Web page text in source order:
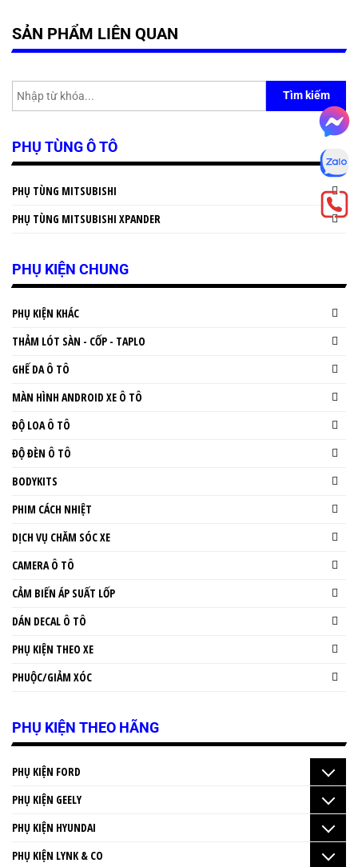
SẢN PHẨM LIÊN QUAN
Tìm kiếm
PHỤ TÙNG Ô TÔ
PHỤ TÙNG MITSUBISHI
PHỤ TÙNG MITSUBISHI XPANDER
PHỤ KIỆN CHUNG
PHỤ KIỆN KHÁC
THẢM LÓT SÀN - CỐP - TAPLO
GHẾ DA Ô TÔ
MÀN HÌNH ANDROID XE Ô TÔ
ĐỘ LOA Ô TÔ
ĐỘ ĐÈN Ô TÔ
BODYKITS
PHIM CÁCH NHIỆT
DỊCH VỤ CHĂM SÓC XE
CAMERA Ô TÔ
CẢM BIẾN ÁP SUẤT LỐP
DÁN DECAL Ô TÔ
PHỤ KIỆN THEO XE
PHUỘC/GIẢM XÓC
PHỤ KIỆN THEO HÃNG
PHỤ KIỆN FORD
PHỤ KIỆN GEELY
PHỤ KIỆN HYUNDAI
PHỤ KIỆN LYNK & CO